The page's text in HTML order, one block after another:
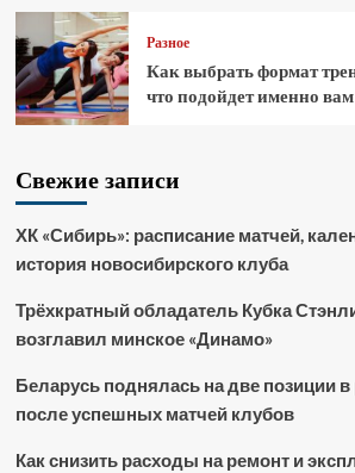
Разное
Как выбрать формат
что подойдет именно вам
Свежие записи
ХК «Сибирь»: расписание матчей,
история новосибирского клуба
Трёхкратный обладатель Кубка
возглавил минское «Динамо»
Беларусь поднялась на две позиции
после успешных матчей клубов
Как снизить расходы на ремонт и